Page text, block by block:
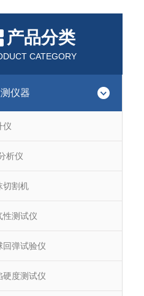
产品分类
CATEGORY
仪器
仪
析仪
切割机
性测试仪
回弹试验仪
硬度测试仪